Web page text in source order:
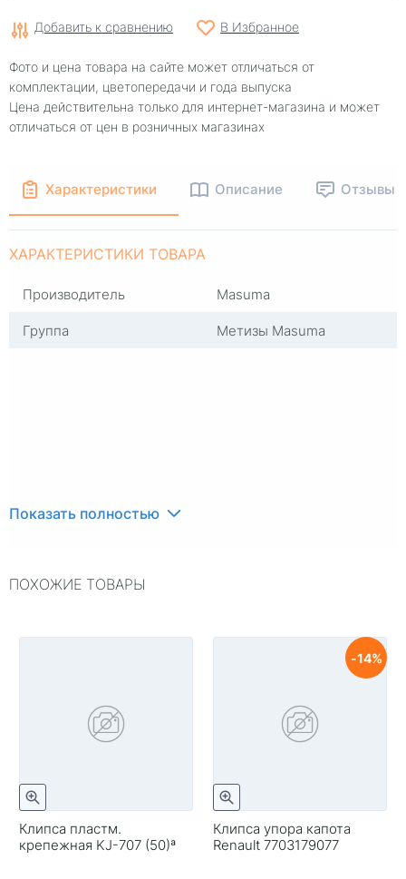
Добавить к сравнению В Избранное
Фото и цена товара на сайте может отличаться от
комплектации, цветопередачи и года выпуска
Цена действительна только для интернет-магазина и может
отличаться от цен в розничных магазинах
Характеристики Описание Отзывы
ХАРАКТЕРИСТИКИ ТОВАРА
Производитель
Masuma
Группа
Метизы Masuma
Показать полностью
ПОХОЖИЕ ТОВАРЫ
Клипса пластм.
крепежная KJ-707 (50)ª
Клипса упора капота
Renault 7703179077
14